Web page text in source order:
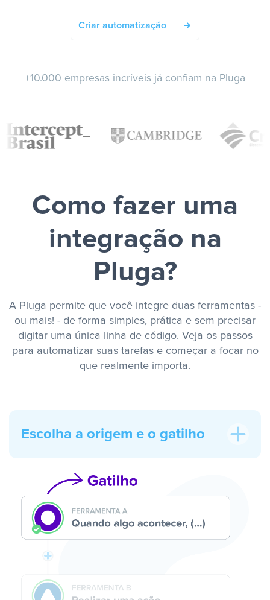
Criar automatização
+10.000 empresas incríveis já confiam na Pluga
Como fazer uma
integração na
Pluga?
A Pluga permite que você integre duas ferramentas -
ou mais! - de forma simples, prática e sem precisar
digitar uma única linha de código. Veja os passos
para automatizar suas tarefas e começar a focar no
que realmente importa.
Escolha a origem e o gatilho